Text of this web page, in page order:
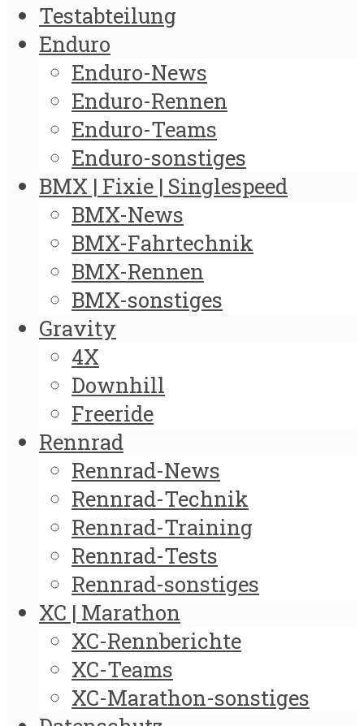
Testabteilung
Enduro
Enduro-News
Enduro-Rennen
Enduro-Teams
Enduro-sonstiges
BMX | Fixie | Singlespeed
BMX-News
BMX-Fahrtechnik
BMX-Rennen
BMX-sonstiges
Gravity
4X
Downhill
Freeride
Rennrad
Rennrad-News
Rennrad-Technik
Rennrad-Training
Rennrad-Tests
Rennrad-sonstiges
XC | Marathon
XC-Rennberichte
XC-Teams
XC-Marathon-sonstiges